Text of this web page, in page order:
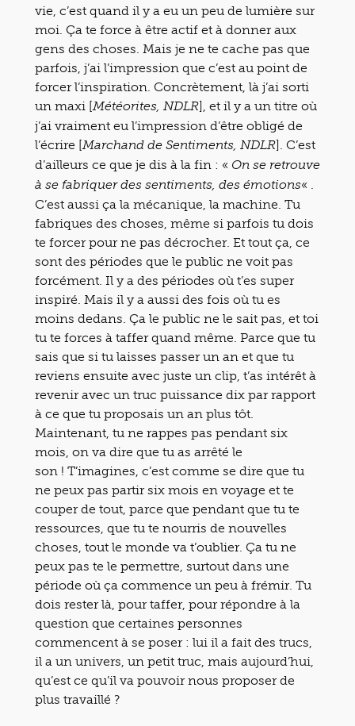
vie, c’est quand il y a eu un peu de lumière sur
moi. Ça te force à être actif et à donner aux
gens des choses. Mais je ne te cache pas que
parfois, j’ai l’impression que c’est au point de
forcer l’inspiration. Concrètement, là j’ai sorti
un maxi [Météorites, NDLR], et il y a un titre où
j’ai vraiment eu l’impression d’être obligé de
l’écrire [Marchand de Sentiments, NDLR]. C’est
d’ailleurs ce que je dis à la fin : « On se retrouve
à se fabriquer des sentiments, des émotions« .
C’est aussi ça la mécanique, la machine. Tu
fabriques des choses, même si parfois tu dois
te forcer pour ne pas décrocher. Et tout ça, ce
sont des périodes que le public ne voit pas
forcément. Il y a des périodes où t’es super
inspiré. Mais il y a aussi des fois où tu es
moins dedans. Ça le public ne le sait pas, et toi
tu te forces à taffer quand même. Parce que tu
sais que si tu laisses passer un an et que tu
reviens ensuite avec juste un clip, t’as intérêt à
revenir avec un truc puissance dix par rapport
à ce que tu proposais un an plus tôt.
Maintenant, tu ne rappes pas pendant six
mois, on va dire que tu as arrêté le
son ! T’imagines, c’est comme se dire que tu
ne peux pas partir six mois en voyage et te
couper de tout, parce que pendant que tu te
ressources, que tu te nourris de nouvelles
choses, tout le monde va t’oublier. Ça tu ne
peux pas te le permettre, surtout dans une
période où ça commence un peu à frémir. Tu
dois rester là, pour taffer, pour répondre à la
question que certaines personnes
commencent à se poser : lui il a fait des trucs,
il a un univers, un petit truc, mais aujourd’hui,
qu’est ce qu’il va pouvoir nous proposer de
plus travaillé ?